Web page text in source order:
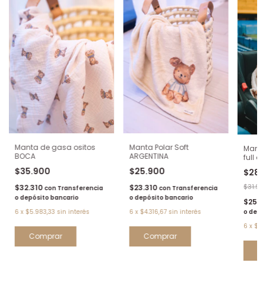
Manta de gasa ositos
BOCA
$35.900
$32.310 con Transferencia
o depósito bancario
6 x $5.983,33 sin interés
Manta Polar Soft
ARGENTINA
$25.900
$23.310 con Transferencia
o depósito bancario
6 x $4.316,67 sin interés
full
o
6 x